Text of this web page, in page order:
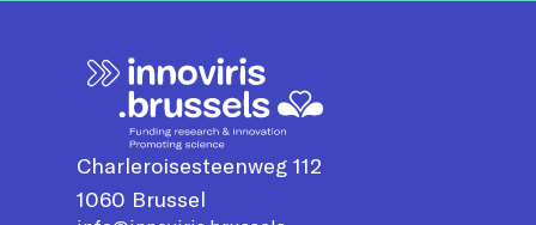
Charleroisesteenweg 112
1060 Brussel